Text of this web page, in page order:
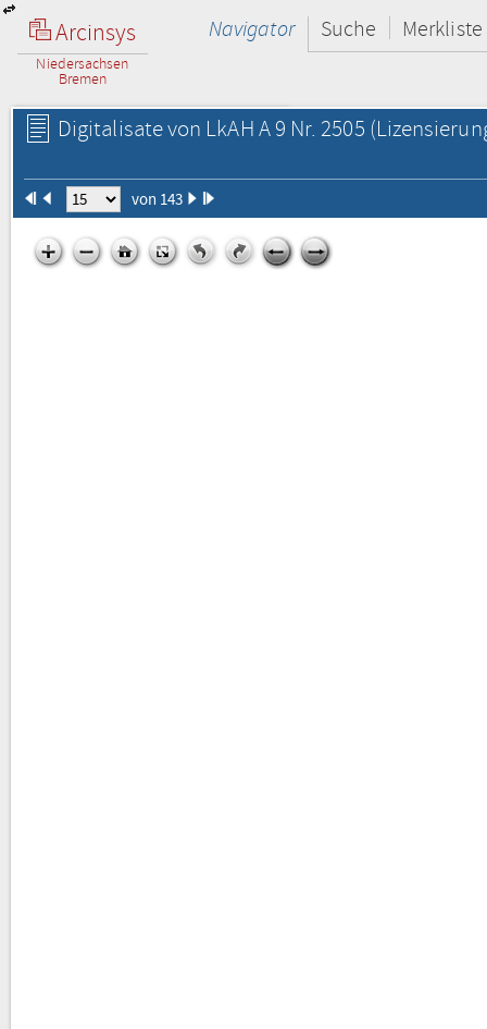
Arcinsys
Niedersachsen
Bremen
Navigator Suche Merkliste
Digitalisate von LkAH A 9 Nr. 2505
von 143